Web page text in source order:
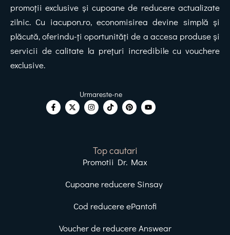
promoții exclusive și cupoane de reducere actualizate
zilnic. Cu iacupon.ro, economisirea devine simplă și
plăcută, oferindu-ți oportunități de a accesa produse și
servicii de calitate la prețuri incredibile cu vouchere
exclusive.
Top cautari
Promotii Dr. Max
Cupoane reducere Sinsay
Cod reducere ePantofi
Voucher de reducere Answear